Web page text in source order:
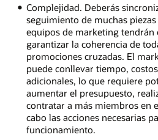
Complejidad. Deberás
seguimiento de muchas
equipos de marketing tendrán
garantizar la coherencia de
promociones cruzadas. El
puede conllevar tiempo,
adicionales, lo que requiere
aumentar el presupuesto,
contratar a más miembros en
cabo las acciones necesarias
funcionamiento.